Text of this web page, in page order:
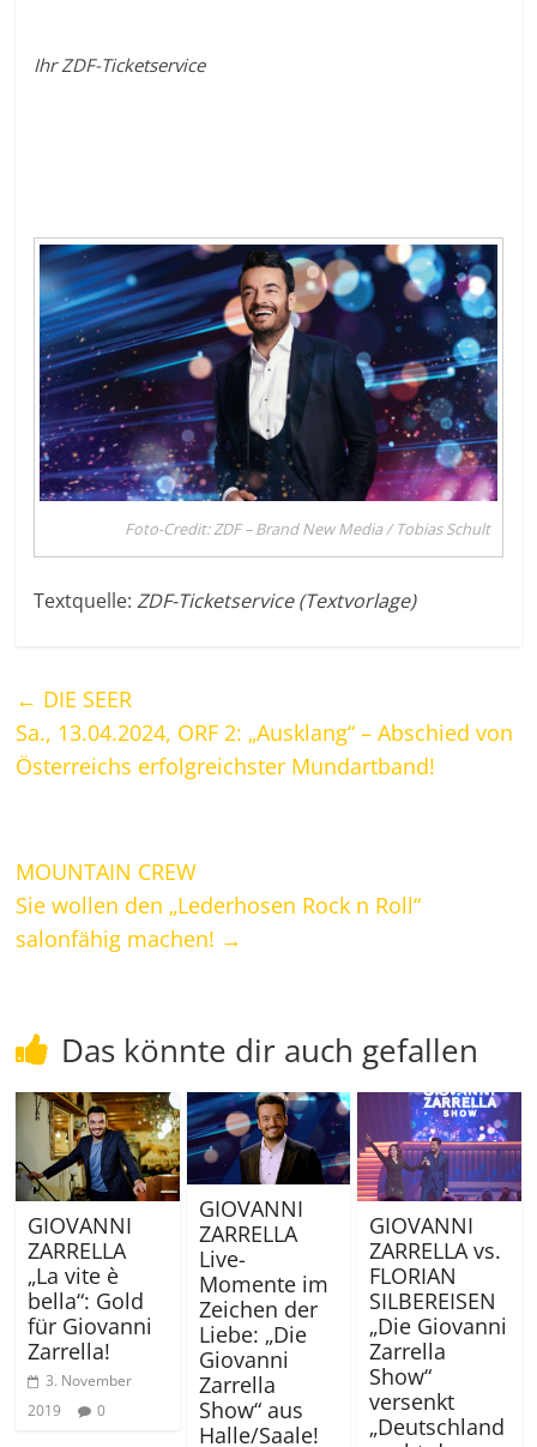
Ihr ZDF-Ticketservice
Foto-Credit: ZDF – Brand New Media / Tobias Schult
Textquelle:ZDF-Ticketservice (Textvorlage)
← DIE SEER
Sa., 13.04.2024, ORF 2: „Ausklang“ – Abschied von
Österreichs erfolgreichster Mundartband!
MOUNTAIN CREW
Sie wollen den „Lederhosen Rock n Roll“
salonfähig machen! →
Das könnte dir auch gefallen
GIOVANNI
ZARRELLA
„La vite è
bella“: Gold
für Giovanni
Zarrella!
3. November
2019
0
GIOVANNI
ZARRELLA
Live-
Momente im
Zeichen der
Liebe: „Die
Giovanni
Zarrella
Show“ aus
Halle/Saale!
GIOVANNI
ZARRELLA vs.
FLORIAN
SILBEREISEN
„Die Giovanni
Zarrella
Show“
versenkt
„Deutschland